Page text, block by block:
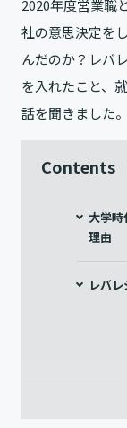
2020年度営業職
社の意思決定を
んだのか？レバ
を入れたこと、
話を聞きました
Contents
大学
理由
レバ